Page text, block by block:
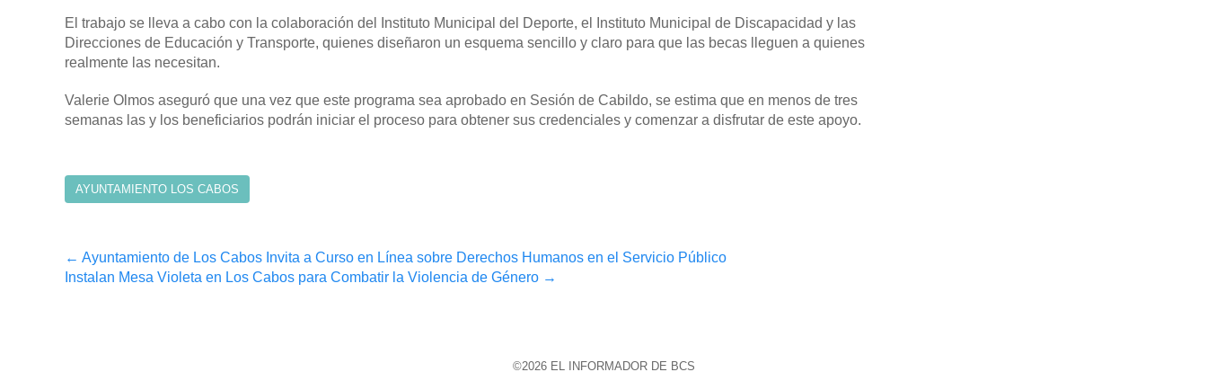
El trabajo se lleva a cabo con la colaboración del Instituto Municipal del Deporte, el Instituto Municipal de Discapacidad y las
Direcciones de Educación y Transporte, quienes diseñaron un esquema sencillo y claro para que las becas lleguen a quienes
realmente las necesitan.
Valerie Olmos aseguró que una vez que este programa sea aprobado en Sesión de Cabildo, se estima que en menos de tres
semanas las y los beneficiarios podrán iniciar el proceso para obtener sus credenciales y comenzar a disfrutar de este apoyo.
AYUNTAMIENTO LOS CABOS
Post
← Ayuntamiento de Los Cabos Invita a Curso en Línea sobre Derechos Humanos en el Servicio Público
Instalan Mesa Violeta en Los Cabos para Combatir la Violencia de Género →
©2026 EL INFORMADOR DE BCS